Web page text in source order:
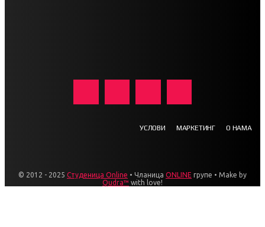
УСЛОВИ МАРКЕТИНГ О НАМА
© 2012 - 2025 Студеница Online • Чланица ONLINE групе • Make by
Qudra™ with love!